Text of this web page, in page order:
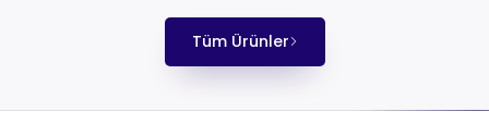
Tüm Ürünler